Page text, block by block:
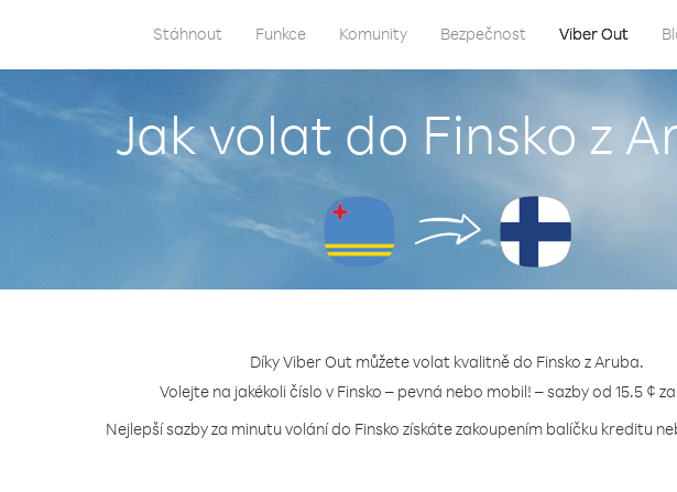
Stáhnout Funkce Komunity Bezpečnost Viber Out
Jak volat do Finsko z
Díky Viber Out můžete volat kvalitně do Finsko z Aruba.
Volejte na jakékoli číslo v Finsko – pevná nebo mobil! – sazby od 15.5 ¢
Nejlepší sazby za minutu volání do Finsko získáte zakoupením balíčku kreditu